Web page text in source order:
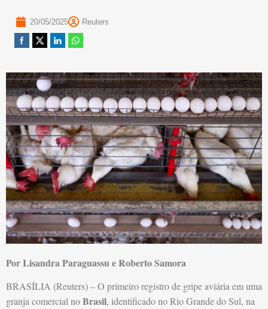
20/05/2025 Reuters
Por Lisandra Paraguassu e Roberto Samora
BRASÍLIA (Reuters) – O primeiro registro de gripe aviária em uma
granja comercial noBrasil, identificado no Rio Grande do Sul, na